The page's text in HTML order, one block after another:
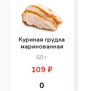
Куриная грудка
маринованная
60 г
109₽
0